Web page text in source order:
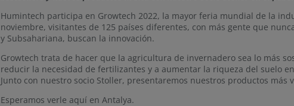
Humintech participa en Growtech 2022, la mayor feria mundial de la
noviembre, visitantes de 125 países diferentes, con más gente que
y Subsahariana, buscan la innovación.
Growtech trata de hacer que la agricultura de invernadero sea lo más
reducir la necesidad de fertilizantes y a aumentar la riqueza del suelo
Junto con nuestro socio Stoller, presentaremos nuestros productos más
Esperamos verle aquí en Antalya.